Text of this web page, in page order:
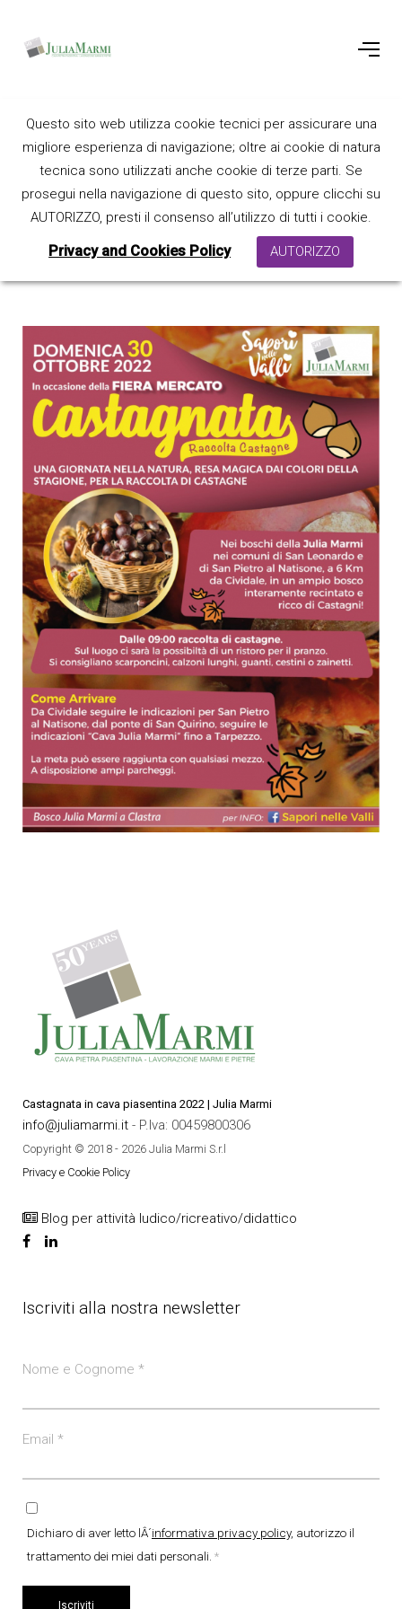
Castagnata in
cava
12 October 2022
Castagnata in cava piasentina 2022 | Julia Marmi
info@juliamarmi.it - P.Iva: 00459800306
Copyright © 2018 - 2026 Julia Marmi S.r.l
Privacy e Cookie Policy
Blog per attività ludico/ricreativo/didattico
Iscriviti alla nostra newsletter
Nome e Cognome *
Email *
Dichiaro di aver letto lÂ´informativa privacy policy, autorizzo il
trattamento dei miei dati personali. *
Iscriviti
Questo sito web utilizza cookie tecnici per assicurare una
migliore esperienza di navigazione; oltre ai cookie di natura
tecnica sono utilizzati anche cookie di terze parti. Se
prosegui nella navigazione di questo sito, oppure clicchi su
AUTORIZZO, presti il consenso all’utilizzo di tutti i cookie.
Privacy and Cookies Policy AUTORIZZO